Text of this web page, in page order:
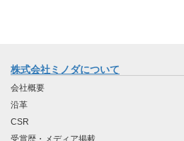
株式会社ミノダについて
会社概要
沿革
CSR
受賞歴・メディア掲載